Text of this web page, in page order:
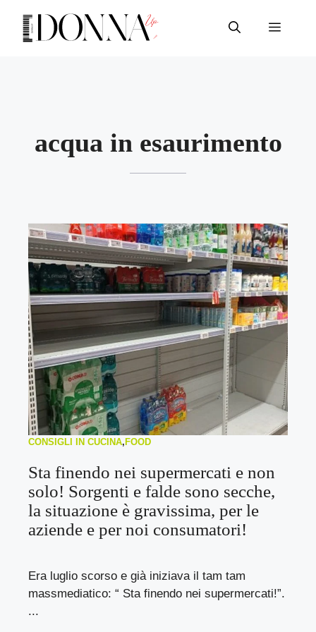
contenuto
Menu
acqua in esaurimento
CONSIGLI IN CUCINA, FOOD
Sta finendo nei supermercati e non
solo! Sorgenti e falde sono secche,
la situazione è gravissima, per le
aziende e per noi consumatori!
Era luglio scorso e già iniziava il tam tam
massmediatico: “ Sta finendo nei supermercati!”.
...